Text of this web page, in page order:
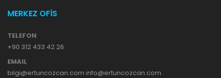
MERKEZ OFİS
TELEFON
+90 312 433 42 26
EMAIL
bilgi@ertuncozcan.com info@ertuncozcan.com